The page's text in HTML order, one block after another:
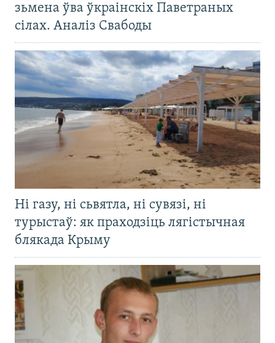
зьмена ўва ўкраінскіх Паветраных
сілах. Аналіз Свабоды
Ні газу, ні сьвятла, ні сувязі, ні
турыстаў: як праходзіць лягістычная
блякада Крыму